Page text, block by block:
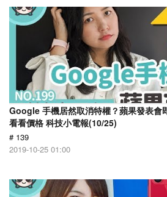
Google 手機居然取消特權？蘋果發表
看看價格 科技小電報(10/25)
# 139
2019-10-25 01:00